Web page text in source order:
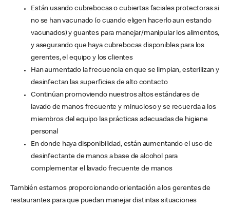
Están usando cubrebocas o cubiertas faciales protectoras si
no se han vacunado (o cuando eligen hacerlo aun estando
vacunados) y guantes para manejar/manipular los alimentos,
y asegurando que haya cubrebocas disponibles para los
gerentes, el equipo y los clientes
Han aumentado la frecuencia en que se limpian, esterilizan y
desinfectan las superficies de alto contacto
Continúan promoviendo nuestros altos estándares de
lavado de manos frecuente y minucioso y se recuerda a los
miembros del equipo las prácticas adecuadas de higiene
personal
En donde haya disponibilidad, están aumentando el uso de
desinfectante de manos a base de alcohol para
complementar el lavado frecuente de manos
También estamos proporcionando orientación a los gerentes de
restaurantes para que puedan manejar distintas situaciones